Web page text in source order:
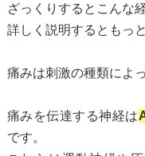
ざっくりするとこんな
詳しく説明するともっ
痛みは刺激の種類によ
痛みを伝達する神経は
です。